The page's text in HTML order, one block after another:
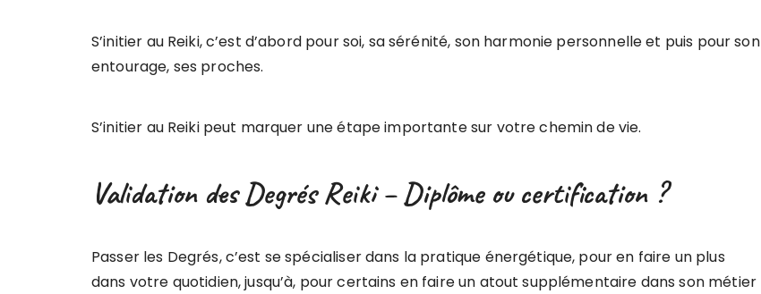
S’initier au Reiki, c’est d’abord pour soi, sa sérénité, son harmonie personnelle et puis pour son
entourage, ses proches.
S’initier au Reiki peut marquer une étape importante sur votre chemin de vie.​​​​​
Validation des Degrés Reiki – Diplôme ou certification ?
Passer les Degrés, c’est se spécialiser dans la pratique énergétique, pour en faire un plus
dans votre quotidien, jusqu’à, pour certains en faire un atout supplémentaire dans son métier